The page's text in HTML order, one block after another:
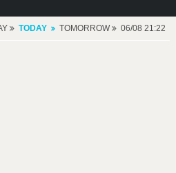
TODAY TOMORROW 06/08 21:22